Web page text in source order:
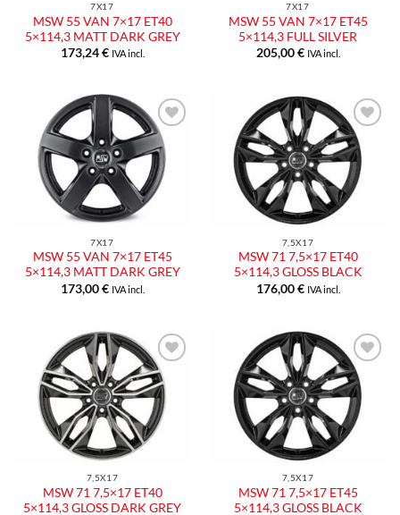
7X17
MSW 55 VAN 7×17 ET40
5×114,3 MATT DARK GREY
173,24€ IVA incl.
7X17
MSW 55 VAN 7×17 ET45
5×114,3 FULL SILVER
205,00€ IVA incl.
Aggiungi
alla lista
dei
desideri
7X17
MSW 55 VAN 7×17 ET45
5×114,3 MATT DARK GREY
173,00€ IVA incl.
Aggiungi
alla lista
dei
desideri
7,5X17
MSW 71 7,5×17 ET40
5×114,3 GLOSS BLACK
176,00€ IVA incl.
Aggiungi
alla lista
dei
desideri
7,5X17
MSW 71 7,5×17 ET40
5×114,3 GLOSS DARK GREY
Aggiungi
alla lista
dei
desideri
7,5X17
MSW 71 7,5×17 ET45
5×114,3 GLOSS BLACK